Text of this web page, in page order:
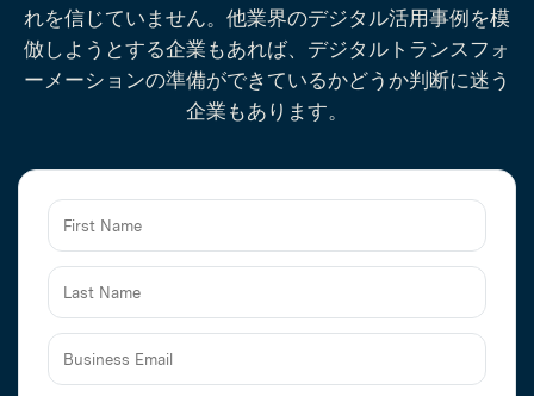
れを信じていません。他業界のデジタル活用事例を模
倣しようとする企業もあれば、デジタルトランスフォ
ーメーションの準備ができているかどうか判断に迷う
企業もあります。